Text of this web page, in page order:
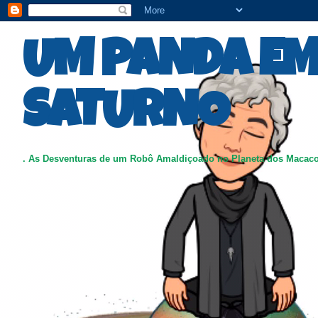
UM PANDA
SATURNO
. As Desventuras de um Robô Amaldiçoado no Planeta dos